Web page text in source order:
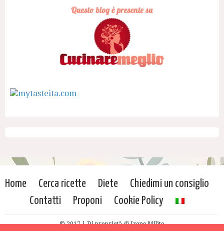
Home Cerca ricette Diete
Chiedimi un consiglio
Contatti
Proponi Cookie Policy
© 2017 | Di proprietà di Irene Milito